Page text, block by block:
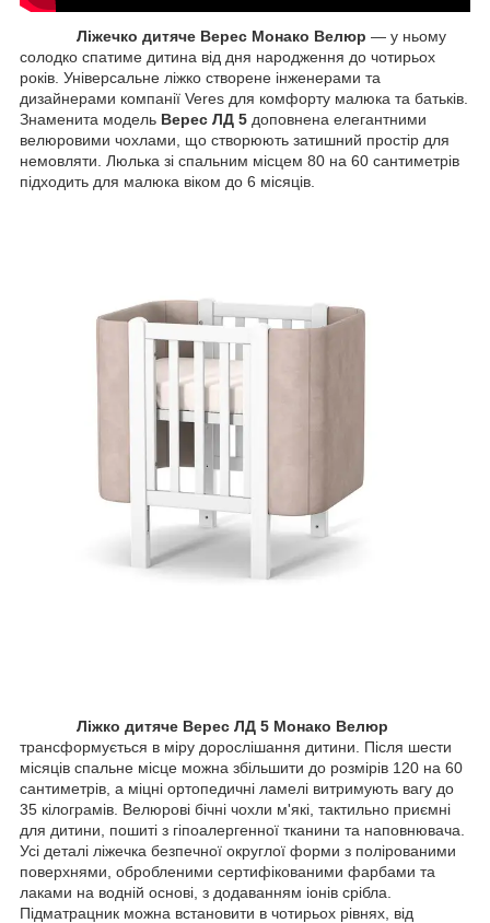
Ліжечко дитяче Верес Монако Велюр — у ньому
солодко спатиме дитина від дня народження до чотирьох
років. Універсальне ліжко створене інженерами та
дизайнерами компанії Veres для комфорту малюка та батьків.
Знаменита модель Верес ЛД 5 доповнена елегантними
велюровими чохлами, що створюють затишний простір для
немовляти. Люлька зі спальним місцем 80 на 60 сантиметрів
підходить для малюка віком до 6 місяців.
Ліжко дитяче Верес ЛД 5 Монако Велюр
трансформується в міру дорослішання дитини. Після шести
місяців спальне місце можна збільшити до розмірів 120 на 60
сантиметрів, а міцні ортопедичні ламелі витримують вагу до
35 кілограмів. Велюрові бічні чохли м'які, тактильно приємні
для дитини, пошиті з гіпоалергенної тканини та наповнювача.
Усі деталі ліжечка безпечної округлої форми з полірованими
поверхнями, обробленими сертифікованими фарбами та
лаками на водній основі, з додаванням іонів срібла.
Підматрацник можна встановити в чотирьох рівнях, від